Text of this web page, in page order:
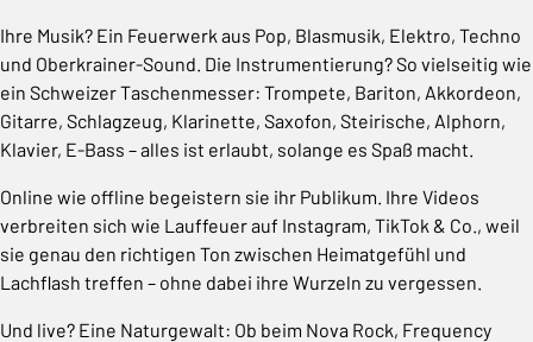
Ihre Musik? Ein Feuerwerk aus Pop, Blasmusik, Elektro, Techno
und Oberkrainer-Sound. Die Instrumentierung? So vielseitig wie
ein Schweizer Taschenmesser: Trompete, Bariton, Akkordeon,
Gitarre, Schlagzeug, Klarinette, Saxofon, Steirische, Alphorn,
Klavier, E-Bass – alles ist erlaubt, solange es Spaß macht.
Online wie offline begeistern sie ihr Publikum. Ihre Videos
verbreiten sich wie Lauffeuer auf Instagram, TikTok & Co., weil
sie genau den richtigen Ton zwischen Heimatgefühl und
Lachflash treffen – ohne dabei ihre Wurzeln zu vergessen.
Und live? Eine Naturgewalt: Ob beim Nova Rock, Frequency